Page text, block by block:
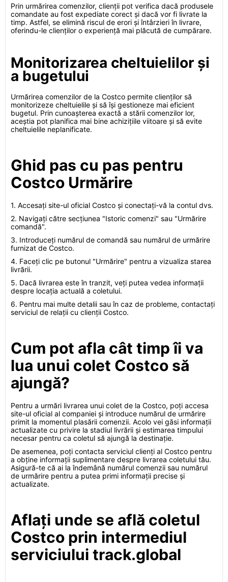
Prin urmărirea comenzilor, clienții pot verifica dacă produsele
comandate au fost expediate corect și dacă vor fi livrate la
timp. Astfel, se elimină riscul de erori și întârzieri în livrare,
oferindu-le clienților o experiență mai plăcută de cumpărare.
Monitorizarea cheltuielilor și
a bugetului
Urmărirea comenzilor de la Costco permite clienților să
monitorizeze cheltuielile și să își gestioneze mai eficient
bugetul. Prin cunoașterea exactă a stării comenzilor lor,
aceștia pot planifica mai bine achizițiile viitoare și să evite
cheltuielile neplanificate.
Ghid pas cu pas pentru
Costco Urmărire
1. Accesați site-ul oficial Costco și conectați-vă la contul dvs.
2. Navigați către secțiunea "Istoric comenzi" sau "Urmărire
comandă".
3. Introduceți numărul de comandă sau numărul de urmărire
furnizat de Costco.
4. Faceți clic pe butonul "Urmărire" pentru a vizualiza starea
livrării.
5. Dacă livrarea este în tranzit, veți putea vedea informații
despre locația actuală a coletului.
6. Pentru mai multe detalii sau în caz de probleme, contactați
serviciul de relații cu clienții Costco.
Cum pot afla cât timp îi va
lua unui colet Costco să
ajungă?
Pentru a urmări livrarea unui colet de la Costco, poți accesa
site-ul oficial al companiei și introduce numărul de urmărire
primit la momentul plasării comenzii. Acolo vei găsi informații
actualizate cu privire la stadiul livrării și estimarea timpului
necesar pentru ca coletul să ajungă la destinație.
De asemenea, poți contacta serviciul clienți al Costco pentru
a obține informații suplimentare despre livrarea coletului tău.
Asigură-te că ai la îndemână numărul comenzii sau numărul
de urmărire pentru a putea primi informații precise și
actualizate.
Aflați unde se află coletul
Costco prin intermediul
serviciului track.global